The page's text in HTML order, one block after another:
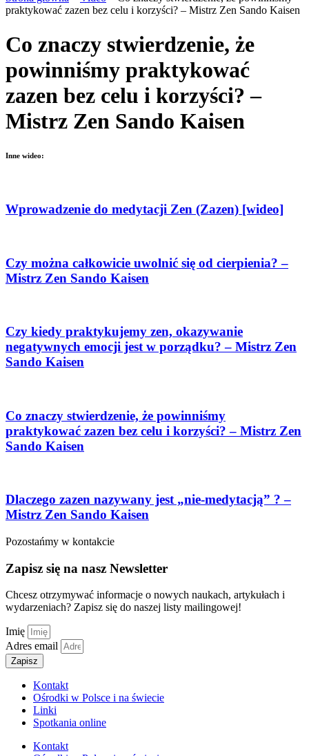
praktykować zazen bez celu i korzyści? – Mistrz Zen Sando Kaisen
Co znaczy stwierdzenie, że
powinniśmy praktykować
zazen bez celu i korzyści? –
Mistrz Zen Sando Kaisen
Inne wideo:
Wprowadzenie do medytacji Zen (Zazen) [wideo]
Czy można całkowicie uwolnić się od cierpienia? –
Mistrz Zen Sando Kaisen
Czy kiedy praktykujemy zen, okazywanie
negatywnych emocji jest w porządku? – Mistrz Zen
Sando Kaisen
Co znaczy stwierdzenie, że powinniśmy
praktykować zazen bez celu i korzyści? – Mistrz Zen
Sando Kaisen
Dlaczego zazen nazywany jest „nie-medytacją” ? –
Mistrz Zen Sando Kaisen
Pozostańmy w kontakcie
Zapisz się na nasz Newsletter
Chcesz otrzymywać informacje o nowych naukach, artykułach i
wydarzeniach? Zapisz się do naszej listy mailingowej!
Imię
Adres email
Zapisz
Kontakt
Ośrodki w Polsce i na świecie
Linki
Spotkania online
Kontakt